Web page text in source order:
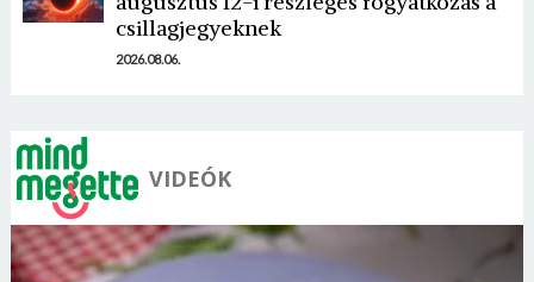
csillagjegyeknek
2026.08.06.
VIDEÓK